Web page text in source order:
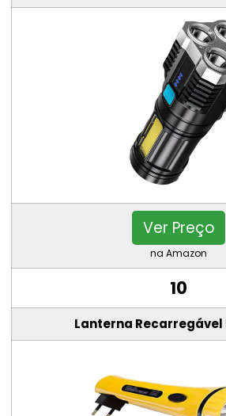
Ver Preço
na Amazon
10
Lanterna Recarregável